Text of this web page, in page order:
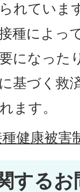
れていま
種によっ
になった
基づく救
ます。
健康被害
する